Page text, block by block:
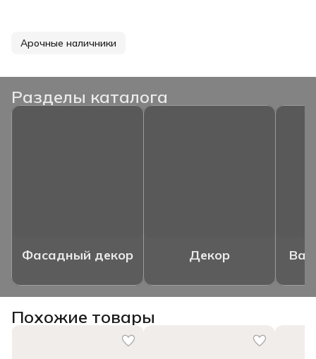
Арочные наличники
Разделы каталога
Фасадный декор Декор
Похожие товары